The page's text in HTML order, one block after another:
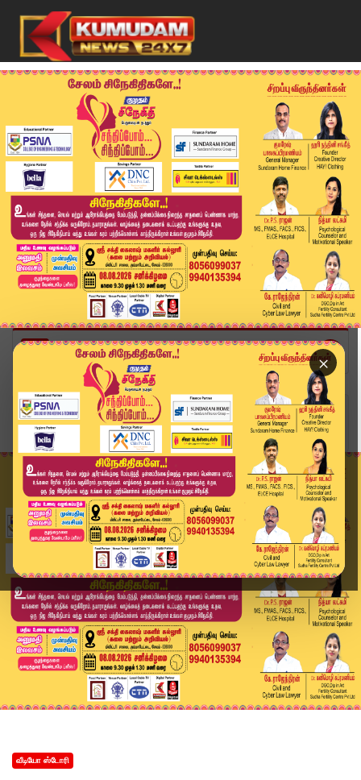
×
Home
வீடியோ ஸ்டோரி
ஓட்டுநரை தாக்கிய பேருந்து நிலைய உதவி மேலாளர் சஸ...
வீடியோ ஸ்டோரி